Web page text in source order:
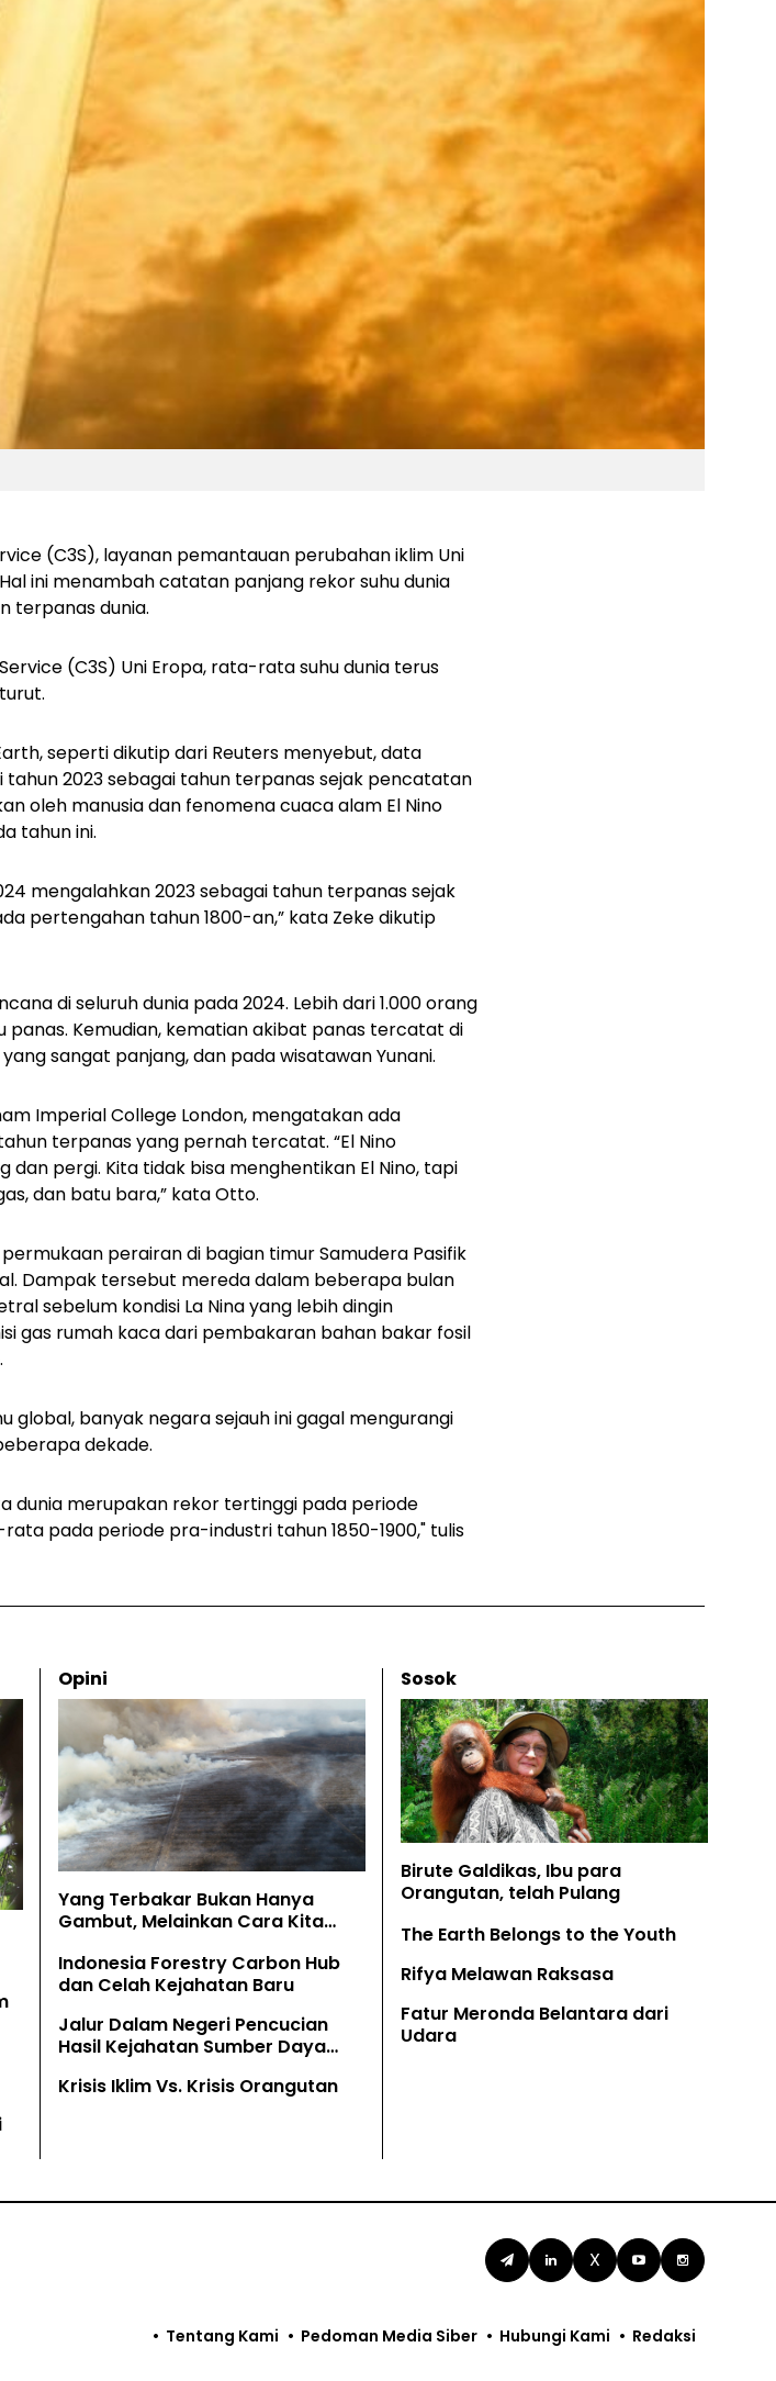
(C3S), layanan pemantauan perubahan iklim Uni
ini menambah catatan panjang rekor suhu dunia
terpanas dunia.
(C3S) Uni Eropa, rata-rata suhu dunia terus
seperti dikutip dari Reuters menyebut, data
2023 sebagai tahun terpanas sejak pencatatan
oleh manusia dan fenomena cuaca alam El Nino
tahun ini.
mengalahkan 2023 sebagai tahun terpanas sejak
pertengahan tahun 1800-an,” kata Zeke dikutip
di seluruh dunia pada 2024. Lebih dari 1.000 orang
panas. Kemudian, kematian akibat panas tercatat di
sangat panjang, dan pada wisatawan Yunani.
Imperial College London, mengatakan ada
terpanas yang pernah tercatat. “El Nino
pergi. Kita tidak bisa menghentikan El Nino, tapi
dan batu bara,” kata Otto.
perairan di bagian timur Samudera Pasifik
Dampak tersebut mereda dalam beberapa bulan
sebelum kondisi La Nina yang lebih dingin
gas rumah kaca dari pembakaran bahan bakar fosil
global, banyak negara sejauh ini gagal mengurangi
dekade.
dunia merupakan rekor tertinggi pada periode
pada periode pra-industri tahun 1850-1900," tulis
Opini
Yang Terbakar Bukan Hanya
Gambut, Melainkan Cara Kita
Indonesia Forestry Carbon Hub
dan Celah Kejahatan Baru
Jalur Dalam Negeri Pencucian
Hasil Kejahatan Sumber Daya
Krisis Iklim Vs. Krisis Orangutan
Sosok
Birute Galdikas, Ibu para
Orangutan, telah Pulang
The Earth Belongs to the Youth
Rifya Melawan Raksasa
Fatur Meronda Belantara dari
Udara
X
Tentang Kami Pedoman Media Siber Hubungi Kami Redaksi